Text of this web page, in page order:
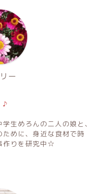
ー
♪
生めろんの二人の娘と、
めに、身近な食材で時
作りを研究中☆